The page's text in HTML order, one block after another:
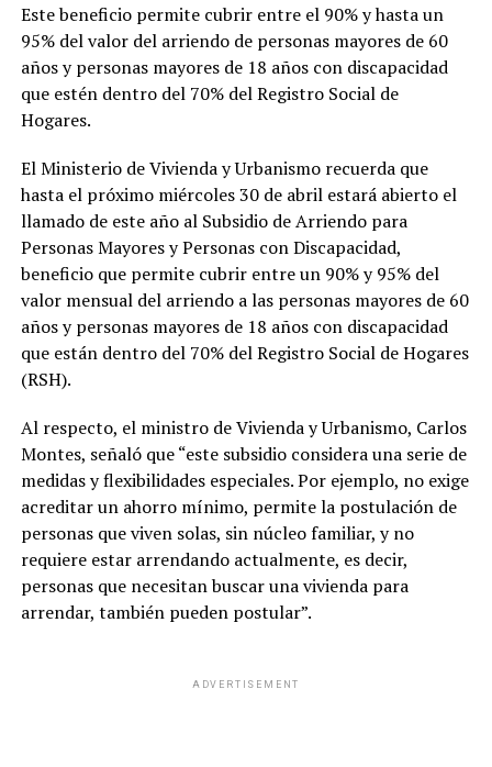
Este beneficio permite cubrir entre el 90% y hasta un
95% del valor del arriendo de personas mayores de 60
años y personas mayores de 18 años con discapacidad
que estén dentro del 70% del Registro Social de
Hogares.
El Ministerio de Vivienda y Urbanismo recuerda que
hasta el próximo miércoles 30 de abril estará abierto el
llamado de este año al Subsidio de Arriendo para
Personas Mayores y Personas con Discapacidad,
beneficio que permite cubrir entre un 90% y 95% del
valor mensual del arriendo a las personas mayores de 60
años y personas mayores de 18 años con discapacidad
que están dentro del 70% del Registro Social de Hogares
(RSH).
Al respecto, el ministro de Vivienda y Urbanismo, Carlos
Montes, señaló que “este subsidio considera una serie de
medidas y flexibilidades especiales. Por ejemplo, no exige
acreditar un ahorro mínimo, permite la postulación de
personas que viven solas, sin núcleo familiar, y no
requiere estar arrendando actualmente, es decir,
personas que necesitan buscar una vivienda para
arrendar, también pueden postular”.
ADVERTISEMENT